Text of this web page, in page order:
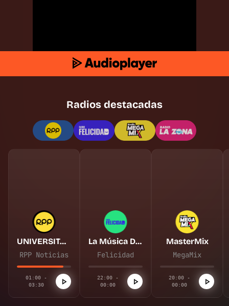
Radios destacadas
UNIVERSITARIO vs. SPORTING CRISTAL
RPP Noticias
01:00 -
03:30
La Música De Tu Vida
Felicidad
22:00 -
00:00
MasterMix
MegaMix
20:00 -
00:00